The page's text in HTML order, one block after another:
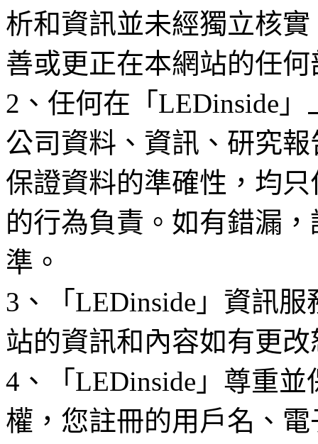
析和資訊並未經獨立核
善或更正在本網站的任
2、任何在「LEDinside
公司資料、資訊、研究
保證資料的準確性，均
的行為負責。如有錯漏
準。
3、「LEDinside」資訊
站的資訊和內容如有更
4、「LEDinside」尊重
權，您註冊的用戶名、